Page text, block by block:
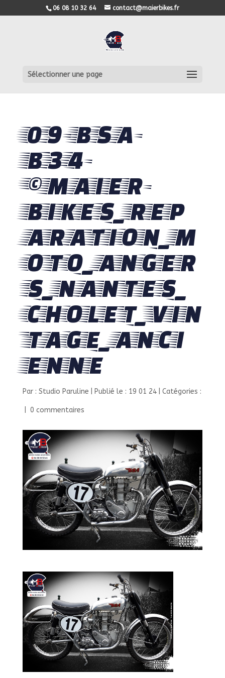
06 08 10 32 64 contact@maierbikes.fr
Sélectionner une page
09-BSA-
B34-
©MAIER-
BIKES_REP
ARATION_M
OTO_ANGER
S_NANTES_
CHOLET_VIN
TAGE_ANCI
ENNE
Par : Studio Paruline Publié le : 19 01 24 Catégories :
0 commentaires